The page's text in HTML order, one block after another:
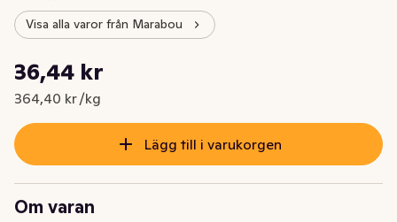
Visa alla varor från Marabou
Nuvarande pris är: 36,44 kr
36,44 kr
364,40 kr /kg
Styckpris: 364,40 kr /kg
Lägg till i varukorgen
Om varan